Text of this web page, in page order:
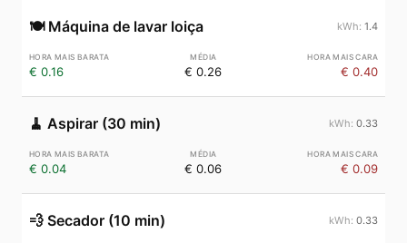
🍽️ Máquina de lavar loiça 1.4
€ 0.16 € 0.26 € 0.40
🧹 Aspirar (30 min) 0.33
€ 0.04 € 0.06 € 0.09
💨 Secador (10 min) 0.33